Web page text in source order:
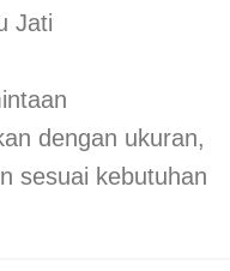
Jati
dengan ukuran,
sesuai kebutuhan